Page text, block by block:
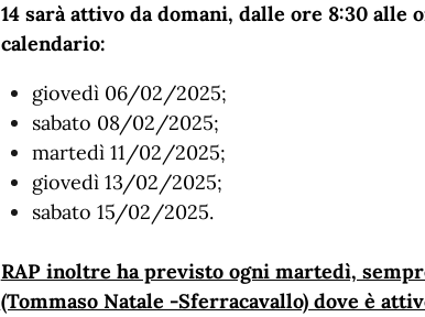
14 sarà attivo da domani, dalle ore 8:30 alle
calendario:
giovedì 06/02/2025;
sabato 08/02/2025;
martedì 11/02/2025;
giovedì 13/02/2025;
sabato 15/02/2025.
RAP inoltre ha previsto ogni martedì,
(Tommaso Natale -Sferracavallo) dove è